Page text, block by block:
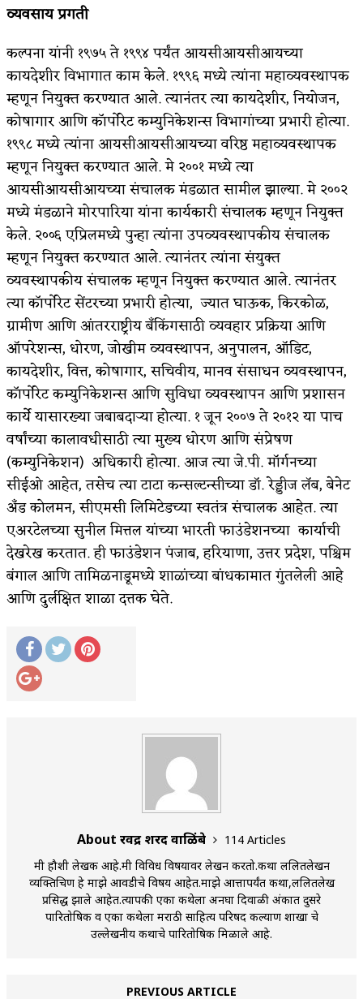
व्यवसाय प्रगती
कल्पना यांनी १९७५ ते १९९४ पर्यंत आयसीआयसीआयच्या
कायदेशीर विभागात काम केले. १९९६ मध्ये त्यांना महाव्यवस्थापक
म्हणून नियुक्त करण्यात आले. त्यानंतर त्या कायदेशीर, नियोजन,
कोषागार आणि कॉर्पोरेट कम्युनिकेशन्स विभागांच्या प्रभारी होत्या.
१९९८ मध्ये त्यांना आयसीआयसीआयच्या वरिष्ठ महाव्यवस्थापक
म्हणून नियुक्त करण्यात आले. मे २००१ मध्ये त्या
आयसीआयसीआयच्या संचालक मंडळात सामील झाल्या. मे २००२
मध्ये मंडळाने मोरपारिया यांना कार्यकारी संचालक म्हणून नियुक्त
केले. २००६ एप्रिलमध्ये पुन्हा त्यांना उपव्यवस्थापकीय संचालक
म्हणून नियुक्त करण्यात आले. त्यानंतर त्यांना संयुक्त
व्यवस्थापकीय संचालक म्हणून नियुक्त करण्यात आले. त्यानंतर
त्या कॉर्पोरेट सेंटरच्या प्रभारी होत्या, ज्यात घाऊक, किरकोळ,
ग्रामीण आणि आंतरराष्ट्रीय बँकिंगसाठी व्यवहार प्रक्रिया आणि
ऑपरेशन्स, धोरण, जोखीम व्यवस्थापन, अनुपालन, ऑडिट,
कायदेशीर, वित्त, कोषागार, सचिवीय, मानव संसाधन व्यवस्थापन,
कॉर्पोरेट कम्युनिकेशन्स आणि सुविधा व्यवस्थापन आणि प्रशासन
कार्ये यासारख्या जबाबदाऱ्या होत्या. १ जून २००७ ते २०१२ या पाच
वर्षांच्या कालावधीसाठी त्या मुख्य धोरण आणि संप्रेषण
(कम्युनिकेशन) अधिकारी होत्या. आज त्या जे.पी. मॉर्गनच्या
सीईओ आहेत, तसेच त्या टाटा कन्सल्टन्सीच्या डॉ. रेड्डीज लॅब, बेनेट
अँड कोलमन, सीएमसी लिमिटेडच्या स्वतंत्र संचालक आहेत. त्या
एअरटेलच्या सुनील मित्तल यांच्या भारती फाउंडेशनच्या कार्याची
देखरेख करतात. ही फाउंडेशन पंजाब, हरियाणा, उत्तर प्रदेश, पश्चिम
बंगाल आणि तामिळनाडूमध्ये शाळांच्या बांधकामात गुंतलेली आहे
आणि दुर्लक्षित शाळा दत्तक घेते.
About रवींद्र शरद वाळिंबे
114 Articles
मी हौशी लेखक आहे.मी विविध विषयावर लेखन करतो.कथा ललितलेखन
व्यक्तिचित्रण हे माझे आवडीचे विषय आहेत.माझे आत्तापर्यंत कथा,ललितलेख
प्रसिद्ध झाले आहेत.त्यापकी एका कथेला अनघा दिवाळी अंकात दुसरे
पारितोषिक व एका कथेला मराठी साहित्य परिषद कल्याण शाखा चे
उल्लेखनीय कथाचे पारितोषिक मिळाले आहे.
PREVIOUS ARTICLE